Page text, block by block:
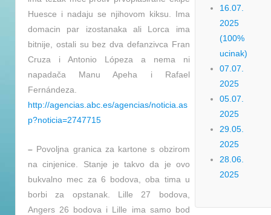
Huesce i nadaju se njihovom kiksu. Ima
domacin par izostanaka ali Lorca ima
bitnije, ostali su bez dva defanzivca Fran
Cruza i Antonio Lópeza a nema ni
napadača Manu Apeha i Rafael
Fernándeza.
http://agencias.abc.es/agencias/noticia.as
p?noticia=2747715
– Povoljna granica za kartone s obzirom
na cinjenice. Stanje je takvo da je ovo
bukvalno mec za 6 bodova, oba tima u
borbi za opstanak. Lille 27 bodova,
Angers 26 bodova i Lille ima samo bod
16.07.
2025
(100%
ucinak)
07.07.
2025
05.07.
2025
29.05.
2025
28.06.
2025